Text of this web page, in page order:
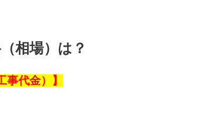
相場）は？
事代金）】